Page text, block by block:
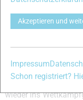
ist nahezu perfekt“,
Pecher, „im Wasser
absolvieren. Über
in etwa zwei
Langlauftraining
wieder ins
Akzeptieren und
Impressum
Schon registriert?